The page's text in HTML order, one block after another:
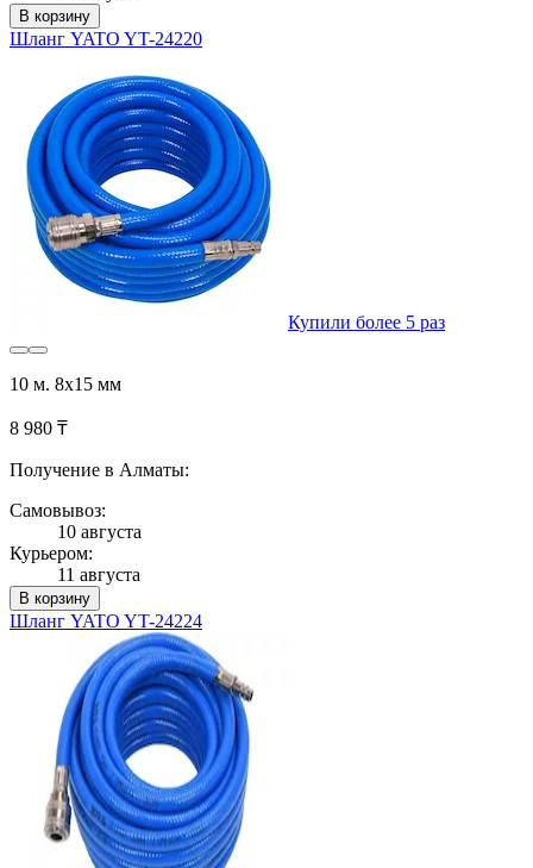
В корзину
Шланг YATO YT-24220
Купили более 5 раз
10 м. 8х15 мм
8 980 ₸
Получение в Алматы:
Самовывоз:
10 августа
Курьером:
11 августа
В корзину
Шланг YATO YT-24224